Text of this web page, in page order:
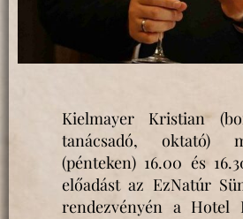
Kielmayer Kristian
tanácsadó, oktató)
(pénteken) 16.00 és
előadást az EzNatúr
rendezvényén a Hotel